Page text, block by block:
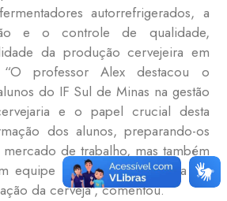
autorrefrigerados, a
e o controle de qualidade,
da produção cervejeira em
“O professor Alex destacou o
do IF Sul de Minas na gestão
e o papel crucial desta
dos alunos, preparando-os
de trabalho, mas também
equipe e a gestão completa do
da cerveja”, comentou.